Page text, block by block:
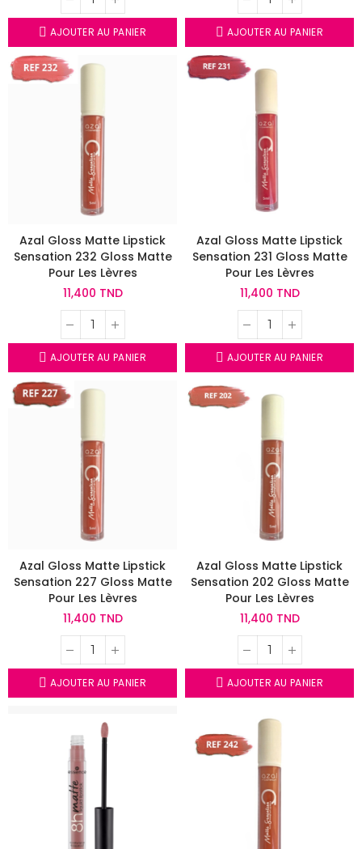
AJOUTER AU PANIER AJOUTER AU PANIER
Azal Gloss Matte Lipstick
Sensation 232 Gloss Matte
Pour Les Lèvres
11,400 TND
AJOUTER AU PANIER
Azal Gloss Matte Lipstick
Sensation 231 Gloss Matte
Pour Les Lèvres
11,400 TND
AJOUTER AU PANIER
Azal Gloss Matte Lipstick
Sensation 227 Gloss Matte
Pour Les Lèvres
11,400 TND
AJOUTER AU PANIER
Azal Gloss Matte Lipstick
Sensation 202 Gloss Matte
Pour Les Lèvres
11,400 TND
AJOUTER AU PANIER